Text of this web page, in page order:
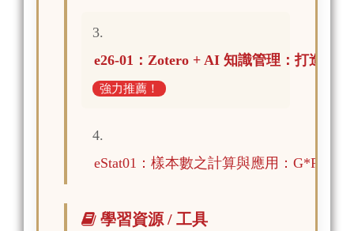
3.
e26-01：Zotero + AI 知識管理：打造你
強力推薦！
4.
eStat01：樣本數之計算與應用：G*Power
學習資源 / 工具